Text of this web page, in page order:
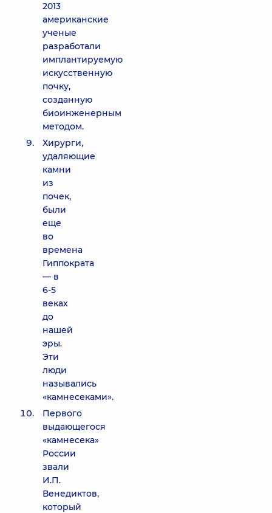
2013
американские
ученые
разработали
имплантируемую
искусственную
почку,
созданную
биоинженерным
методом.
Хирурги,
удаляющие
камни
из
почек,
были
еще
во
времена
Гиппократа
— в
6-5
веках
до
нашей
эры.
Эти
люди
назывались
«камнесеками».
Первого
выдающегося
«камнесека»
России
звали
И.П.
Венедиктов,
который